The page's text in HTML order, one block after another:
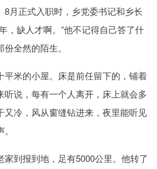
8月正式入职时，乡党委书记和乡长
，缺人才啊。”他不记得自己答了什
全然的陌生。
平米的小屋。床是前任留下的，铺着
听说，每有一个人离开，床上就会多
又冷，风从窗缝钻进来，夜里能听见
到报到地，足有5000公里。他转了